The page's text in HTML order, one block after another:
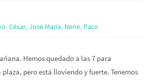
,César,José María, Nene, Paco
Hemos quedado a las 7 para
pero está lloviendo y fuerte. Tenemos